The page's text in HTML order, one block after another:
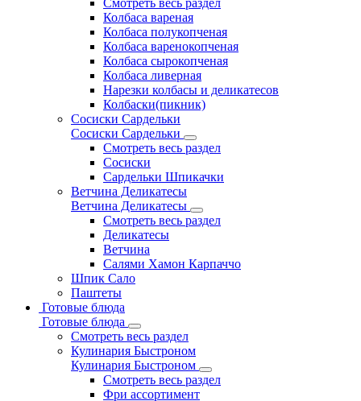
Смотреть весь раздел
Колбаса вареная
Колбаса полукопченая
Колбаса варенокопченая
Колбаса сырокопченая
Колбаса ливерная
Нарезки колбасы и деликатесов
Колбаски(пикник)
Сосиски Сардельки
Сосиски Сардельки
Смотреть весь раздел
Сосиски
Сардельки Шпикачки
Ветчина Деликатесы
Ветчина Деликатесы
Смотреть весь раздел
Деликатесы
Ветчина
Салями Хамон Карпаччо
Шпик Сало
Паштеты
Готовые блюда
Готовые блюда
Смотреть весь раздел
Кулинария Быстроном
Кулинария Быстроном
Смотреть весь раздел
Фри ассортимент